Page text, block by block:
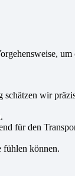
wir
für den
fühlen können.